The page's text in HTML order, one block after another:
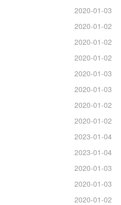
2020-01-03
2020-01-02
2020-01-02
2020-01-02
2020-01-03
2020-01-03
2020-01-02
2020-01-02
2023-01-04
2023-01-04
2020-01-03
2020-01-03
2020-01-02